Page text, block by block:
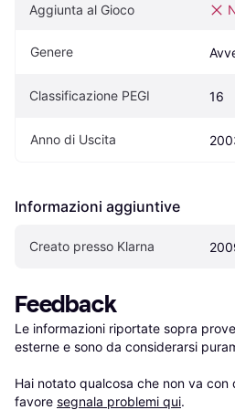
Aggiunta al Gioco
Genere
Classificazione PEGI 16
Anno di Uscita
Informazioni aggiuntive
Creato presso Klarna
Feedback
Le informazioni riportate sopra
esterne e sono da considerarsi
Hai notato qualcosa che non va
favore segnala problemi qui.